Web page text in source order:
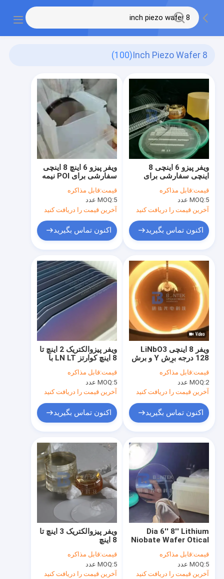
8 Inch Piezo Wafer
(100)
ویفر پیزو 6 اینچ 8 اینچی
سفارشی برای POI نیمه
قیمت:قابل مذاکره
MOQ:5 عدد
آخرین قیمت را دریافت کنید
اکنون تماس بگیرید
ویفر پیزو 6 اینچی 8
اینچی سفارشی برای
قیمت:قابل مذاکره
MOQ:5 عدد
آخرین قیمت را دریافت کنید
اکنون تماس بگیرید
ویفر پیزوالکتریک 2 اینچ تا
8 اینچ کوارتز LN LT با
قیمت:قابل مذاکره
MOQ:5 عدد
آخرین قیمت را دریافت کنید
اکنون تماس بگیرید
ویفر 8 اینچی LiNbO3
128 درجه برش Y و برش
صوتی سطحی
قیمت:قابل مذاکره
MOQ:2 عدد
آخرین قیمت را دریافت کنید
اکنون تماس بگیرید
ویفر پیزوالکتریک 3 اینچ تا
8 اینچ
قیمت:قابل مذاکره
MOQ:5 عدد
آخرین قیمت را دریافت کنید
Dia 6'' 8'' Lithium
Niobate Wafer Otical
قیمت:قابل مذاکره
MOQ:5 عدد
آخرین قیمت را دریافت کنید